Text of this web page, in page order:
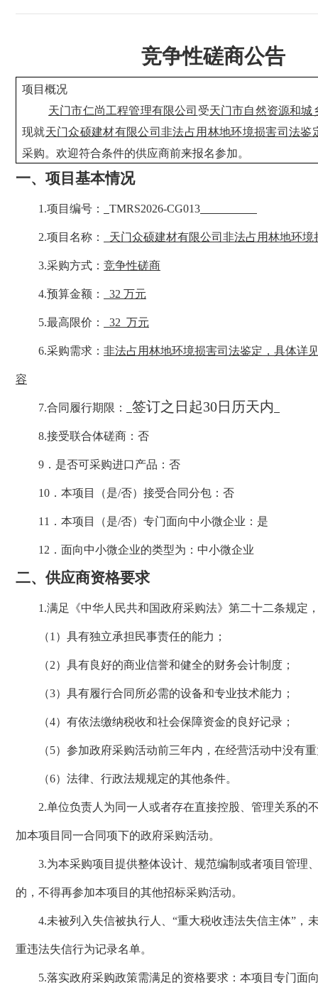
竞争性磋商公告
项目概况
天门市仁尚工程管理有限公司 受天门市自然资源和城
现就天门众硕建材有限公司非法占用林地环境损害司法鉴
采购。欢迎符合条件的供应商前来报名参加。
一、 项目基本情况
1 .项目编号： TMRS2026-CG013
2.项目名称： 天门众硕建材有限公司非法占用林地环境
3.采购方式： 竞争性磋商
4.预算金额： 32 万元
5.最高限价： 32 万元
6.采购需求： 非法占用林地环境损害司法鉴定 ， 具体详
容
7.合同履行期限： 签订之日起30日历天内
8.接受联合体磋商：否
9 ．是否可采购进口产品：否
10 ．本项目（是/否）接受合同分包：否
11 ．本项目（是/否）专门面向中小微企业： 是
12 ．面向中小微企业的类型为： 中小微企业
二、 供应商资格要求
1.满足《中华人民共和国政府采购法》第二十二条规定
（1） 具有独立承担民事责任的能力；
（2） 具有良好的商业信誉和健全的财务会计制度；
（3） 具有履行合同所必需的设备和专业技术能力；
（4） 有依法缴纳税收和社会保障资金的良好记录；
（5） 参加政府采购活动前三年内，在经营活动中没有
（6） 法律、行政法规规定的其他条件。
2.单位负责人为同一人或者存在直接控股、管理关系的
加本项目同一合同项下的政府采购活动。
3.为本采购项目提供整体设计、规范编制或者项目管理
的，不得再参加本项目的其他招标采购活动。
4.未被列入失信被执行人、“重大税收违法失信主体”，
重违法失信行为记录名单。
5.落实政府采购政策需满足的资格要求： 本项目专门面